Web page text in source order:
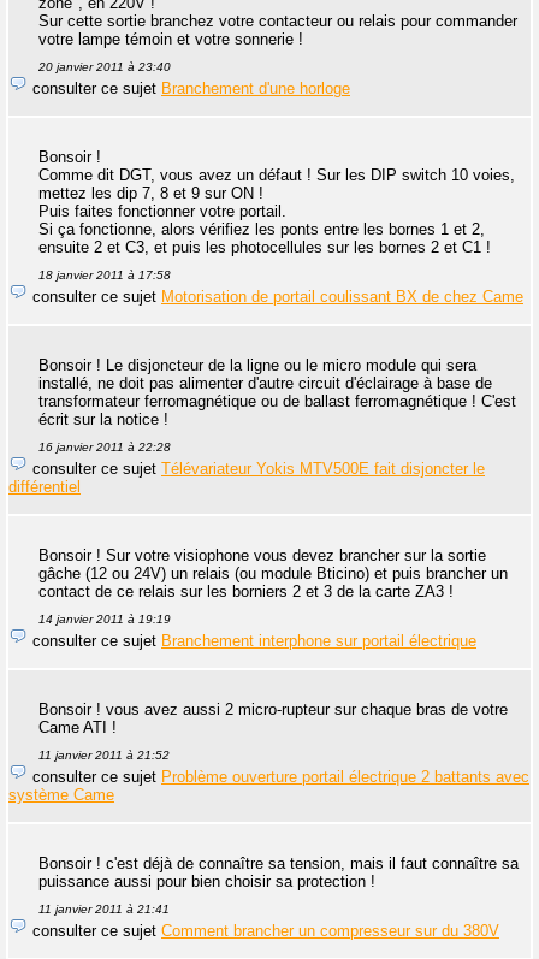
Sur cette sortie branchez votre contacteur ou relais pour commander
votre lampe témoin et votre sonnerie !
20 janvier 2011 à 23:40
consulter ce sujet Branchement d'une horloge
Bonsoir !
Comme dit DGT, vous avez un défaut ! Sur les DIP switch 10 voies,
mettez les dip 7, 8 et 9 sur ON !
Puis faites fonctionner votre portail.
Si ça fonctionne, alors vérifiez les ponts entre les bornes 1 et 2,
ensuite 2 et C3, et puis les photocellules sur les bornes 2 et C1 !
18 janvier 2011 à 17:58
consulter ce sujet Motorisation de portail coulissant BX de chez Came
Bonsoir ! Le disjoncteur de la ligne ou le micro module qui sera
installé, ne doit pas alimenter d'autre circuit d'éclairage à base de
transformateur ferromagnétique ou de ballast ferromagnétique ! C'est
écrit sur la notice !
16 janvier 2011 à 22:28
consulter ce sujet Télévariateur Yokis MTV500E fait disjoncter le
différentiel
Bonsoir ! Sur votre visiophone vous devez brancher sur la sortie
gâche (12 ou 24V) un relais (ou module Bticino) et puis brancher un
contact de ce relais sur les borniers 2 et 3 de la carte ZA3 !
14 janvier 2011 à 19:19
consulter ce sujet Branchement interphone sur portail électrique
Bonsoir ! vous avez aussi 2 micro-rupteur sur chaque bras de votre
Came ATI !
11 janvier 2011 à 21:52
consulter ce sujet Problème ouverture portail électrique 2 battants avec
système Came
Bonsoir ! c'est déjà de connaître sa tension, mais il faut connaître sa
puissance aussi pour bien choisir sa protection !
11 janvier 2011 à 21:41
consulter ce sujet Comment brancher un compresseur sur du 380V